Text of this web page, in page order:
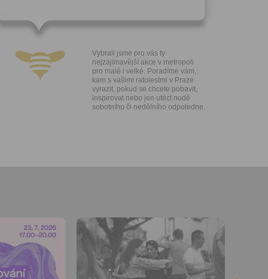
Vybrali jsme pro vás ty
nejzajímavější akce v metropoli
pro malé i velké. Poradíme vám,
kam s vašimi ratolestmi v Praze
vyrazit, pokud se chcete pobavit,
inspirovat nebo jen utéct nudě
sobotního či nedělního odpoledne.
Přidat do
oblíbených
Sdílet:
Facebook
v Praze.
pro tento